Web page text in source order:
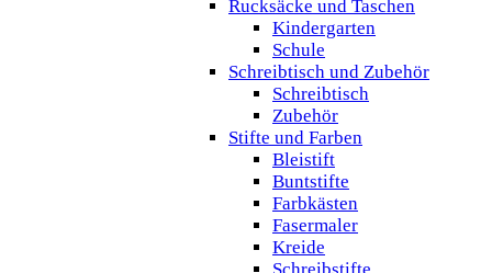
Rucksäcke und Taschen
Kindergarten
Schule
Schreibtisch und Zubehör
Schreibtisch
Zubehör
Stifte und Farben
Bleistift
Buntstifte
Farbkästen
Fasermaler
Kreide